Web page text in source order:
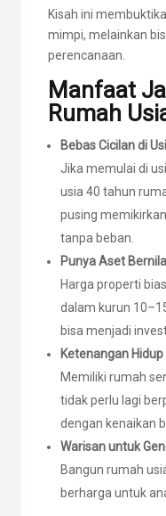
Kisah ini
mimpi, melainkan
perencanaan.
Manfaat
Rumah
Bebas Cicilan di
Jika memulai di
usia 40 tahun
pusing
tanpa beban.
Punya Aset
Harga properti
dalam kurun
bisa menjadi
Ketenangan Hidup
Memiliki rumah
tidak perlu lagi
dengan kenaikan
Warisan untuk
Bangun rumah
berharga untuk